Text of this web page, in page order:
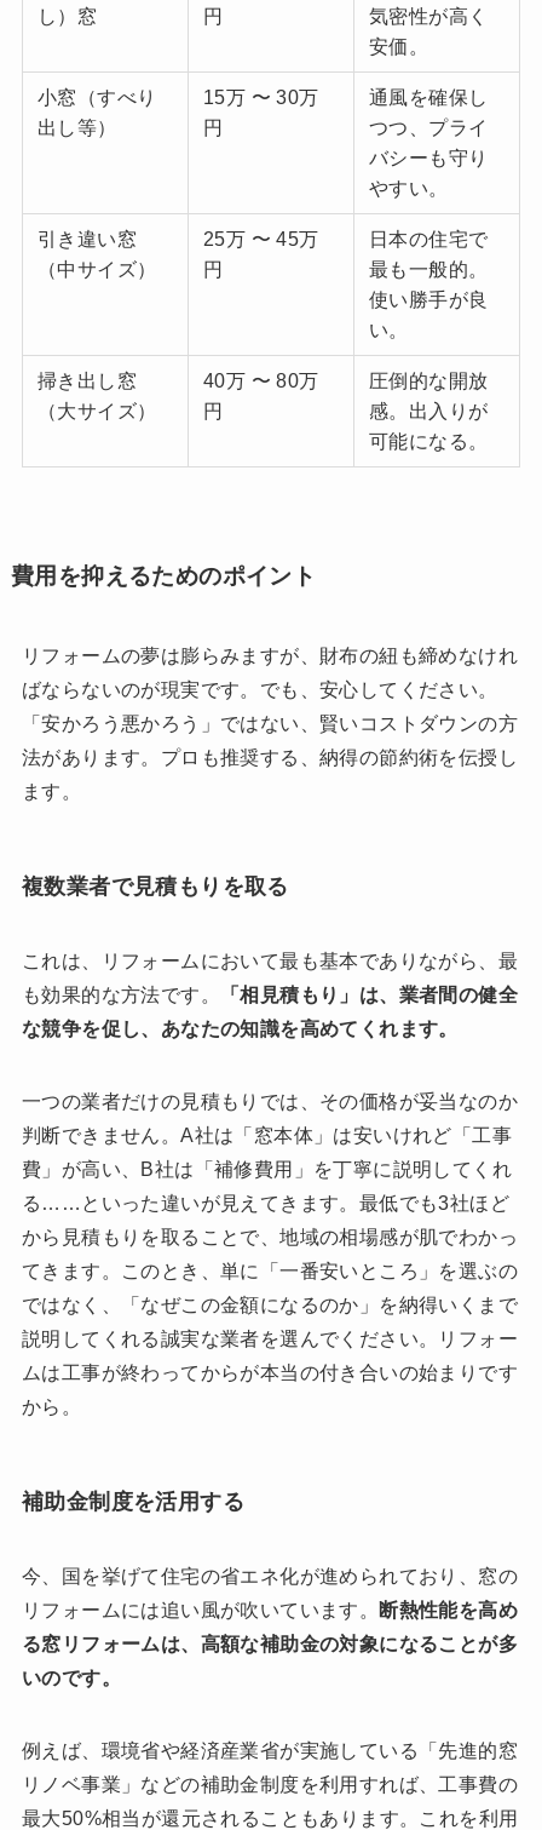
し）窓
円
気密性が高く
安価。
小窓（すべり
出し等）
15万 〜 30万
円
通風を確保し
つつ、プライ
バシーも守り
やすい。
引き違い窓
（中サイズ）
25万 〜 45万
円
日本の住宅で
最も一般的。
使い勝手が良
い。
掃き出し窓
（大サイズ）
40万 〜 80万
円
圧倒的な開放
感。出入りが
可能になる。
費用を抑えるためのポイント
リフォームの夢は膨らみますが、財布の紐も締めなけれ
ばならないのが現実です。でも、安心してください。
「安かろう悪かろう」ではない、賢いコストダウンの方
法があります。プロも推奨する、納得の節約術を伝授し
ます。
複数業者で見積もりを取る
これは、リフォームにおいて最も基本でありながら、最
も効果的な方法です。
「相見積もり」は、業者間の健全
な競争を促し、あなたの知識を高めてくれます。
一つの業者だけの見積もりでは、その価格が妥当なのか
判断できません。A社は「窓本体」は安いけれど「工事
費」が高い、B社は「補修費用」を丁寧に説明してくれ
る……といった違いが見えてきます。最低でも3社ほど
から見積もりを取ることで、地域の相場感が肌でわかっ
てきます。このとき、単に「一番安いところ」を選ぶの
ではなく、「なぜこの金額になるのか」を納得いくまで
説明してくれる誠実な業者を選んでください。リフォー
ムは工事が終わってからが本当の付き合いの始まりです
から。
補助金制度を活用する
今、国を挙げて住宅の省エネ化が進められており、窓の
リフォームには追い風が吹いています。
断熱性能を高め
る窓リフォームは、高額な補助金の対象になることが多
いのです。
例えば、環境省や経済産業省が実施している「先進的窓
リノベ事業」などの補助金制度を利用すれば、工事費の
最大50%相当が還元されることもあります。これを利用